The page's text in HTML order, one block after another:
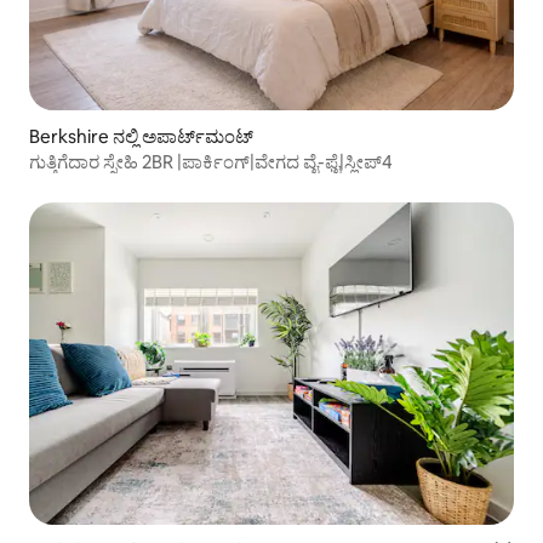
Berkshire ನಲ್ಲಿ ಅಪಾರ್ಟ್‌ಮಂಟ್
ಗುತ್ತಿಗೆದಾರ ಸ್ನೇಹಿ 2BR |ಪಾರ್ಕಿಂಗ್|ವೇಗದ ವೈ-ಫೈ|ಸ್ಲೀಪ್4